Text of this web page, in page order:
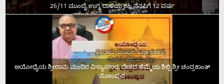
26/11 ಮುಂಬೈ ಉಗ್ರ ದಾಳಿಯ ಕಹಿ ನೆನಪಿಗೆ 12 ವರ್ಷ
ಅಯೋಧ್ಯೆಯ ಶ್ರೀರಾಮ ಮಂದಿರ ವಿನ್ಯಾಸಕಾರ, ದೇಶದ ಹೆಮ್ಮೆಯ ಶಿಲ್ಪಿ ಶ್ರೀ ಚಂದ್ರಕಾಂತ್‌
ಸೋಂಪುರ